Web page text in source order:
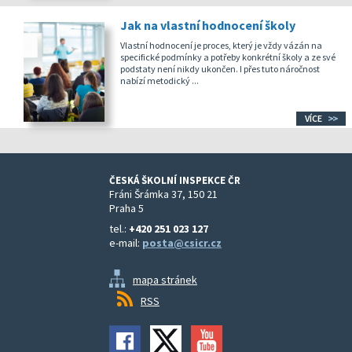
Jak na vlastní hodnocení školy
Vlastní hodnocení je proces, který je vždy vázán na
specifické podmínky a potřeby konkrétní školy a ze své
podstaty není nikdy ukončen. I přes tuto náročnost
nabízí metodický ...
VÍCE
ČESKÁ ŠKOLNÍ INSPEKCE ČR
Fráni Šrámka 37, 150 21
Praha 5
tel.: +420 251 023 127
e-mail: posta@csicr.cz
mapa stránek
RSS